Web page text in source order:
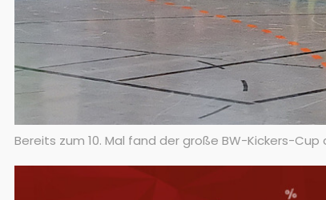
Bereits zum 10. Mal fand der große BW-Kickers-